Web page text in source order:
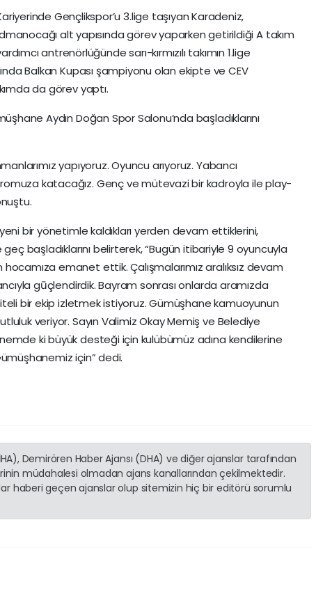
Gençlikspor’u 3.lige taşıyan Karadeniz,
alt yapısında görev yaparken getirildiği A takım
antrenörlüğünde sarı-kırmızılı takımın 1.lige
Balkan Kupası şampiyonu olan ekipte ve CEV
da görev yaptı.
Aydın Doğan Spor Salonu’nda başladıklarını
yapıyoruz. Oyuncu arıyoruz. Yabancı
katacağız. Genç ve mütevazi bir kadroyla ile play-
bir yönetimle kaldıkları yerden devam ettiklerini,
başladıklarını belirterek, “Bugün itibariyle 9 oyuncuyla
hocamıza emanet ettik. Çalışmalarımız aralıksız devam
gūçlendirdik. Bayram sonrası onlarda aramızda
bir ekip izletmek istiyoruz. Gümüşhane kamuoyunun
veriyor. Sayın Valimiz Okay Memiş ve Belediye
ki büyük desteği için kulübümüz adına kendilerine
için” dedi.
Demirören Haber Ajansı (DHA) ve diğer ajanslar tarafından
müdahalesi olmadan ajans kanallarından çekilmektedir.
haberi geçen ajanslar olup sitemizin hiç bir editörü sorumlu